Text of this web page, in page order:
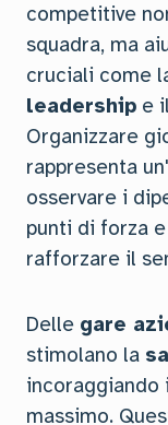
competitive
squadra, ma
cruciali come
leadership e il
Organizzare
rappresenta
osservare i
punti di forza
rafforzare il
Delle gare
stimolano la
incoraggiando
massimo.